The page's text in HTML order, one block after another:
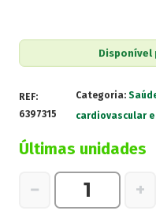
Disponível
REF:
6397315
Categoria:
cardiovascular
Últimas unidades
−
Quantidade
+